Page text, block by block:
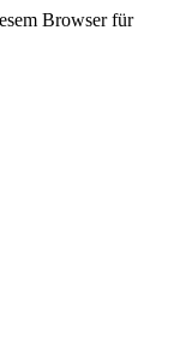
Browser für